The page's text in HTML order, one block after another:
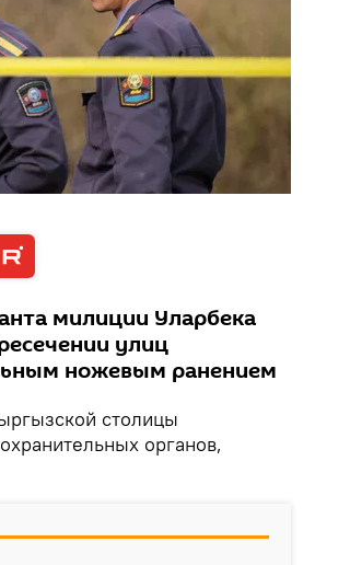
милиции Уларбека
улиц
ножевым ранением
столицы
органов,